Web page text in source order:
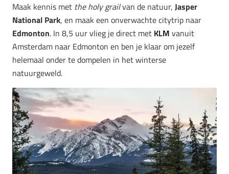
Maak kennis met the holy grailvan de natuur, Jasper
National Park, en maak een onverwachte citytrip naar
Edmonton. In 8,5 uur vlieg je direct met KLM vanuit
Amsterdam naar Edmonton en ben je klaar om jezelf
helemaal onder te dompelen in het winterse
natuurgeweld.